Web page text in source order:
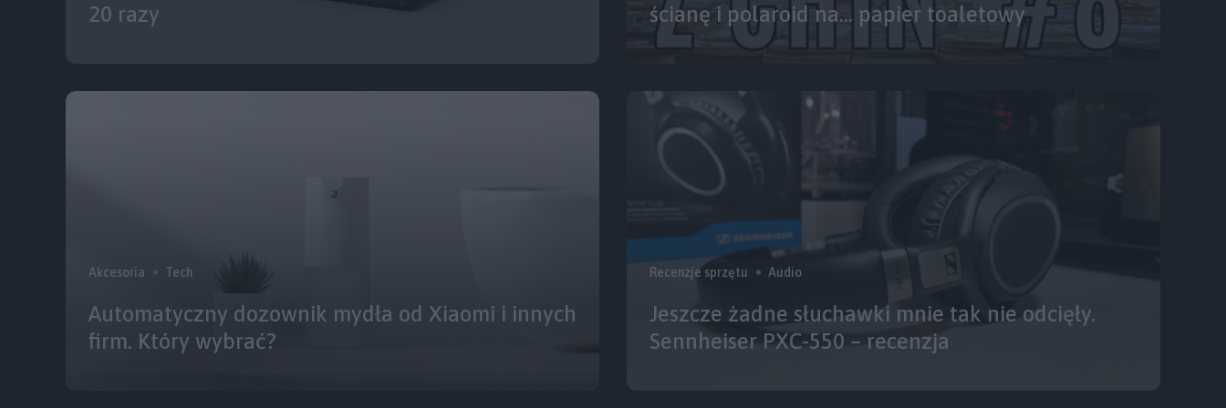
20 razy
ścianę i polaroid na… papier toaletowy
Akcesoria Tech
Automatyczny dozownik mydła od Xiaomi i innych
firm. Który wybrać?
Recenzje sprzętu Audio
Jeszcze żadne słuchawki mnie tak nie odcięły.
Sennheiser PXC-550 – recenzja